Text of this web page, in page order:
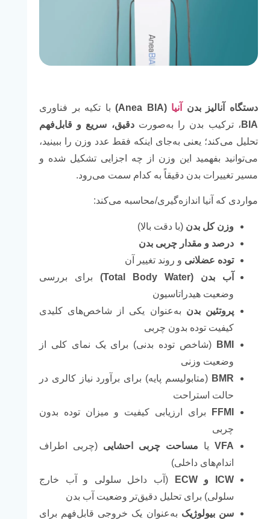
دستگاه آنالیز بدن آنیا (
Anea BIA
)با تکیه بر فناوری
BIA ، ترکیب بدن را به‌صورتدقیق، سریع و قابل‌فهم
تحلیل می‌کند؛ یعنی به‌جای اینکه فقط عدد وزن را ببینید،
می‌توانید بفهمید این وزن از چه اجزایی تشکیل شده و
مسیر تغییرات بدن دقیقاً به کدام سمت می‌رود.
مواردی که آنیا اندازه‌گیری/محاسبه می‌کند:
وزن کل بدن (با دقت بالا)
درصد و مقدار چربی بدن
توده عضلانی و روند تغییر آن
آب بدن (Total Body Water
) برای بررسی
وضعیت هیدراتاسیون
پروتئین بدن به‌عنوان یکی از شاخص‌های کلیدی
کیفیت توده بدون چربی
BMI
(شاخص توده بدنی) برای یک نمای کلی از
وضعیت وزنی
BMR (متابولیسم پایه) برای برآورد نیاز کالری در
حالت استراحت
FFMI
برای ارزیابی کیفیت و میزان توده بدون
چربی
VFA یا مساحت چربی احشایی (چربی اطراف
اندام‌های داخلی)
ICW
وECW
(آب داخل سلولی و آب خارج
سلولی) برای تحلیل دقیق‌تر وضعیت آب بدن
سن بیولوژیک به‌عنوان یک خروجی قابل‌فهم برای